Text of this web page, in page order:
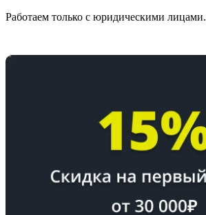
Работаем только с юридическими лицами.